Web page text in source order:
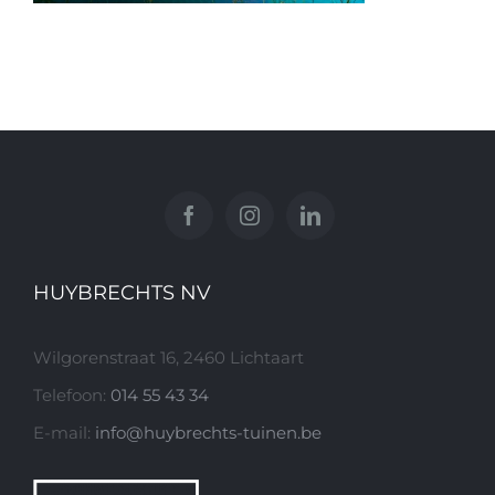
HUYBRECHTS NV
Wilgorenstraat 16, 2460 Lichtaart
Telefoon: 014 55 43 34
E-mail: info@huybrechts-tuinen.be